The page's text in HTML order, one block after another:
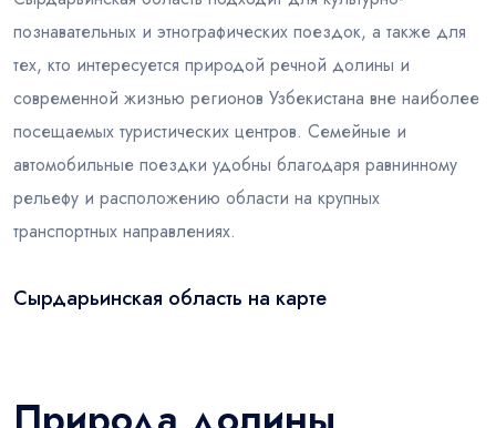
познавательных и этнографических поездок, а также для
тех, кто интересуется природой речной долины и
современной жизнью регионов Узбекистана вне наиболее
посещаемых туристических центров. Семейные и
автомобильные поездки удобны благодаря равнинному
рельефу и расположению области на крупных
транспортных направлениях.
Сырдарьинская область на карте